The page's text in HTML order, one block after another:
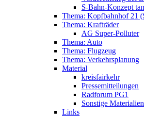
S-Bahn-Konzept
Thema: Kopfbahnhof 21
Thema: Krafträder
AG Super-Polluter
Thema: Auto
Thema: Flugzeug
Thema: Verkehrsplanung
Material
kreisfairkehr
Pressemitteilungen
Radforum PG1
Sonstige Materialien
Links